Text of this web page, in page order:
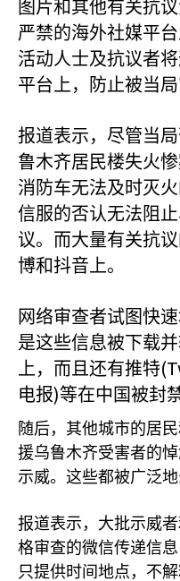
图片和其他有关抗
严禁的海外社媒平
活动人士及抗议者
平台上，防止被当局
报道表示，尽管当
鲁木齐居民楼失火
消防车无法及时灭
信服的否认无法阻
议。而大量有关抗
博和抖音上。
网络审查者试图快
是这些信息被下载
上，而且还有推特
电报)等在中国被封
随后，其他城市的居
援乌鲁木齐受害者的
示威。这些都被广泛
报道表示，大批示威
格审查的微信传递信
只提供时间地点，不